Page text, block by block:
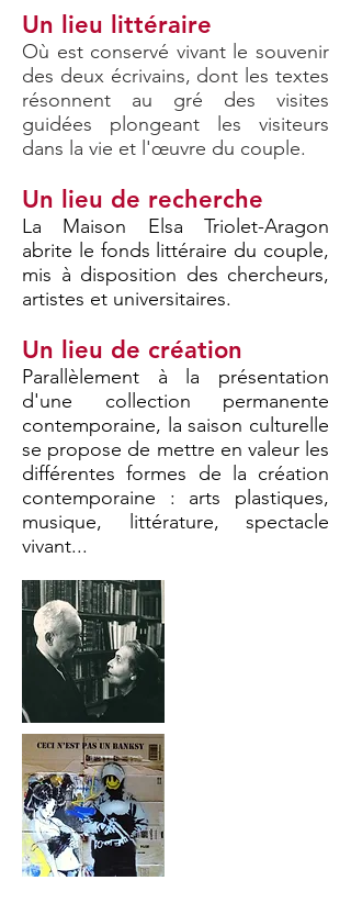
Un lieu littéraire
Où est conservé vivant le souvenir
des deux écrivains, dont les textes
résonnent au gré des visites
guidées plongeant les visiteurs
dans la vie et l'œuvre du couple.
Un lieu de recherche
La Maison Elsa Triolet-Aragon
abrite le fonds littéraire du couple,
mis à disposition des chercheurs,
artistes et universitaires.
Un lieu de création
Parallèlement à la présentation
d'une collection permanente
contemporaine, la saison culturelle
se propose de mettre en valeur les
différentes formes de la création
contemporaine : arts plastiques,
musique, littérature, spectacle
vivant...